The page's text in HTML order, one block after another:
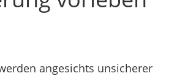
angesichts unsicherer